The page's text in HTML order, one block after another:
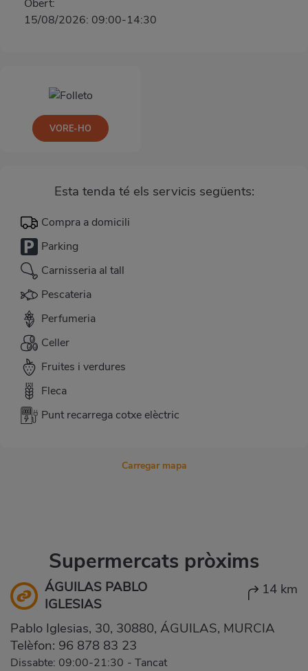
Obert:
15/08/2026: 09:00-14:30
Esta tenda té els servicis següents:
Compra a domicili
Parking
Carnisseria al tall
Pescateria
Perfumeria
Celler
Fruites i verdures
Fleca
Punt recarrega cotxe elèctric
VORE-HO
Carregar mapa
Supermercats pròxims
ÁGUILAS PABLO
IGLESIAS
14 km
Pablo Iglesias, 30, 30880, ÁGUILAS, MURCIA
Telèfon: 96 878 83 23
Dissabte: 09:00-21:30 - Tancat